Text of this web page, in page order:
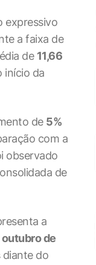
expressivo
a faixa de
de 11,66
início da
de 5%
com a
observado
de
a
outubro de
diante do